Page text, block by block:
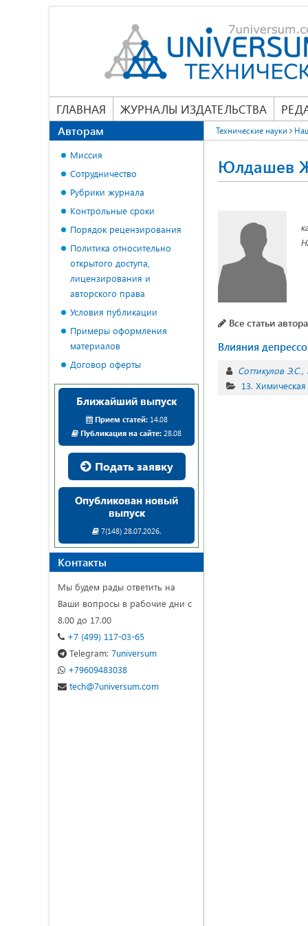
ГЛАВНАЯ ЖУРНАЛЫ ИЗДАТЕЛЬСТВА
Технические науки
Юлдашев
Все статьи
Влияния
Соттикулов Э.С.
13.
Авторам
Миссия
Сотрудничество
Рубрики журнала
Контрольные сроки
Порядок рецензирования
Политика относительно
открытого доступа,
лицензирования и
авторского права
Условия публикации
Примеры оформления
материалов
Договор оферты
Ближайший выпуск
Прием статей:14.08
Публикация на сайте: 28.08
Подать заявку
Опубликован новый
выпуск
7(148) 28.07.2026.
Контакты
Мы будем рады ответить на
Ваши вопросы в рабочие дни с
8.00 до 17.00
+7 (499) 117-03-65
Telegram: 7universum
+79609483038
tech@7universum.com